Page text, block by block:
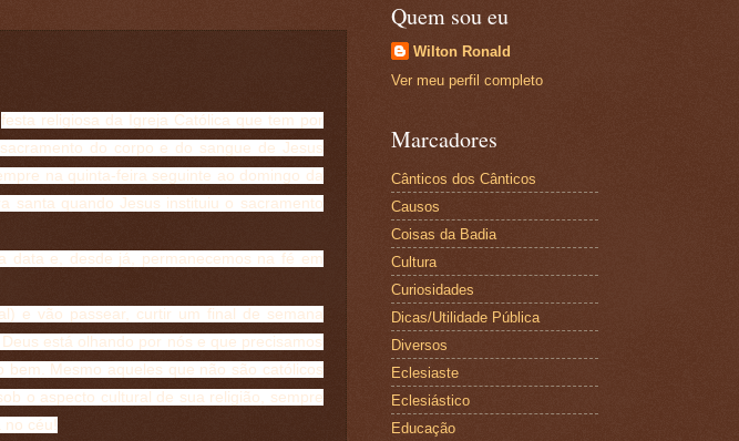
festa religiosa da Igreja Católica que tem por
sacramento do corpo e do sangue de Jesus
na quinta-feira seguinte ao domingo da
santa quando Jesus instituiu o sacramento
data e, desde já, permanecemos na fé em
e vão passear, curtir um final de semana
está olhando por nós e que precisamos
Mesmo aqueles que não são católicos
o aspecto cultural de sua religião, sempre
no céu!
Quem sou eu
Wilton Ronald
Ver meu perfil completo
Marcadores
Cânticos dos Cânticos
Causos
Coisas da Badia
Cultura
Curiosidades
Dicas/Utilidade Pública
Diversos
Eclesiaste
Eclesiástico
Educação